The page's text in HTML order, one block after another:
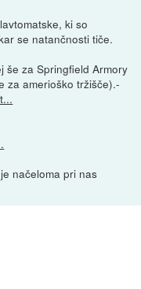
ki so
se natančnosti tiče.
še za Springfield Armory
za amerioško tržišče).-
načeloma pri nas